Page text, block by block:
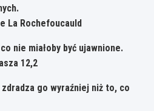
La Rochefoucauld
nie miałoby być ujawnione.
12,2
go wyraźniej niż to, co